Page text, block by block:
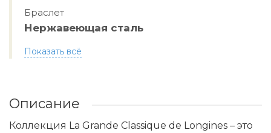
Браслет
Нержавеющая сталь
Показать всё
Описание
Коллекция La Grande Classique de Longines – это